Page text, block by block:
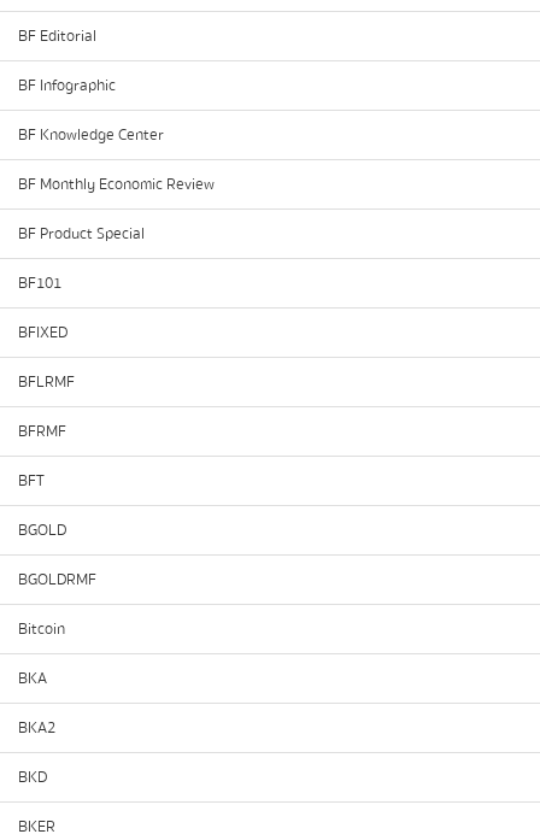
BF Editorial
BF Infographic
BF Knowledge Center
BF Monthly Economic Review
BF Product Special
BF101
BFIXED
BFLRMF
BFRMF
BFT
BGOLD
BGOLDRMF
Bitcoin
BKA
BKA2
BKD
BKER